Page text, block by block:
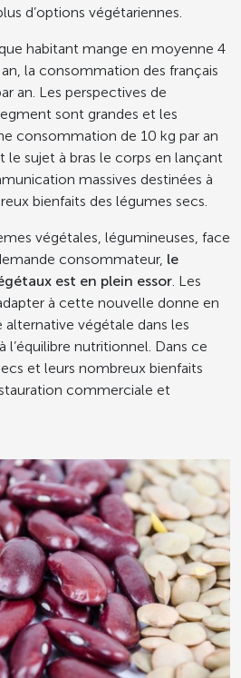
d’options végétariennes.
habitant mange en moyenne 4
la consommation des français
an. Les perspectives de
sont grandes et les
consommation de 10 kg par an
le sujet à bras le corps en lançant
massives destinées à
bienfaits des légumes secs.
végétales, légumineuses, face
consommateur, le
est en plein essor. Les
à cette nouvelle donne en
végétale dans les
nutritionnel. Dans ce
et leurs nombreux bienfaits
commerciale et